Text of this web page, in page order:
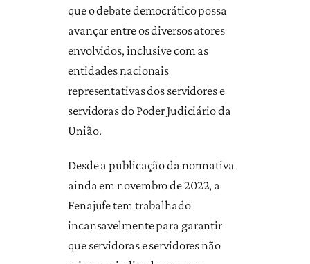
que o debate democrático possa
avançar entre os diversos atores
envolvidos, inclusive com as
entidades nacionais
representativas dos servidores e
servidoras do Poder Judiciário da
União.
Desde a publicação da normativa
ainda em novembro de 2022, a
Fenajufe tem trabalhado
incansavelmente para garantir
que servidoras e servidores não